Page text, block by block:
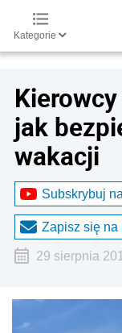
Kategorie
jak
wakacji
Subskrybuj
Zapisz się na
29 sierpnia